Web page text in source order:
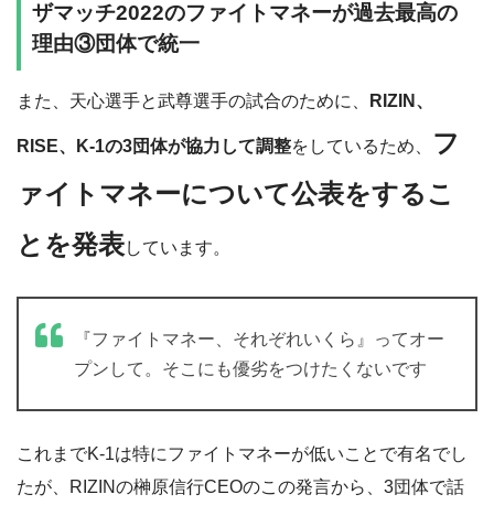
ザマッチ2022のファイトマネーが過去最高の
理由③団体で統一
また、天心選手と武尊選手の試合のために、 RIZIN、
RISE、K-1の3団体が協力して調整をしているため、
フ
ァイトマネーについて公表をするこ
とを発表しています。
『ファイトマネー、それぞれいくら』ってオー
プンして。そこにも優劣をつけたくないです
これまでK-1は特にファイトマネーが低いことで有名でし
たが、RIZINの榊原信行CEOのこの発言から、3団体で話